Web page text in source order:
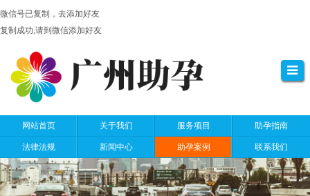
微信号已复制，去添加好友
复制成功,请到微信添加好友
网站首页 关于我们 服务项目 助孕指南
法律法规 新闻中心 助孕案例 联系我们